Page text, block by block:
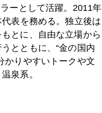
ーとして活躍。2011年
表を務める。独立後は
とに、自由な立場から
とともに、“金の国内
かりやすいトークや文
泉系。